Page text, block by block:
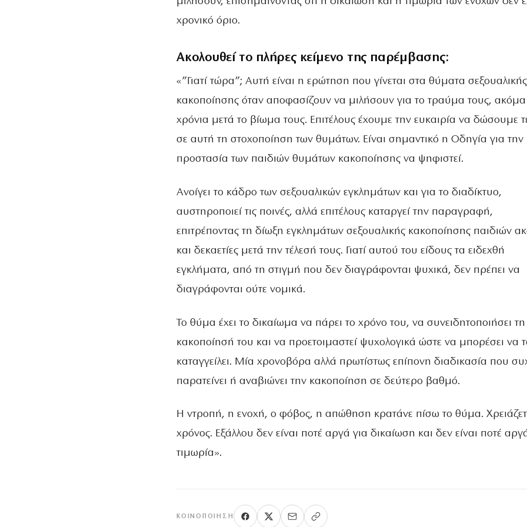
χρονικό όριο.
Ακολουθεί το πλήρες κείμενο της παρέμβασης:
«”Γιατί τώρα”; Αυτή είναι η ερώτηση που γίνεται στα θύματα σεξουαλικής
κακοποίησης όταν αποφασίζουν να μιλήσουν για το τραύμα τους, ακόμα
χρόνια μετά το βίωμα τους. Επιτέλους έχουμε την ευκαιρία να δώσουμε
σε αυτή τη στοχοποίηση των θυμάτων. Είναι σημαντικό η Οδηγία για την
προστασία των παιδιών θυμάτων κακοποίησης να ψηφιστεί.
Ανοίγει το κάδρο των σεξουαλικών εγκλημάτων και για το διαδίκτυο,
αυστηροποιεί τις ποινές, αλλά επιτέλους καταργεί την παραγραφή,
επιτρέποντας τη δίωξη εγκλημάτων σεξουαλικής κακοποίησης παιδιών
και δεκαετίες μετά την τέλεσή τους. Γιατί αυτού του είδους τα ειδεχθή
εγκλήματα, από τη στιγμή που δεν διαγράφονται ψυχικά, δεν πρέπει να
διαγράφονται ούτε νομικά.
Το θύμα έχει το δικαίωμα να πάρει το χρόνο του, να συνειδητοποιήσει τη
κακοποίησή του και να προετοιμαστεί ψυχολογικά ώστε να μπορέσει να
καταγγείλει. Μία χρονοβόρα αλλά πρωτίστως επίπονη διαδικασία που
παρατείνει ή αναβιώνει την κακοποίηση σε δεύτερο βαθμό.
Η ντροπή, η ενοχή, ο φόβος, η απώθηση κρατάνε πίσω το θύμα.
χρόνος. Εξάλλου δεν είναι ποτέ αργά για δικαίωση και δεν είναι ποτέ
τιμωρία».
ΚΟΙΝΟΠΟΊΗΣΗ